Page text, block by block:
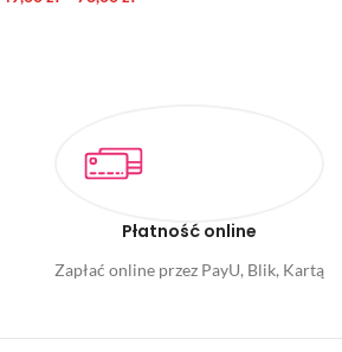
Płatność online
Zapłać online przez PayU, Blik, Kartą